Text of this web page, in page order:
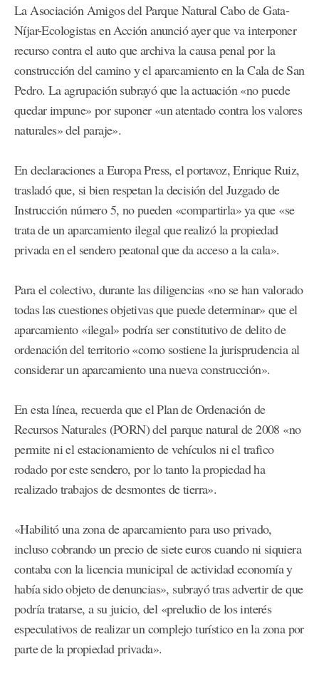
La Asociación Amigos del Parque Natural Cabo de Gata-
Níjar-Ecologistas en Acción anunció ayer que va interponer
recurso contra el auto que archiva la causa penal por la
construcción del camino y el aparcamiento en la Cala de San
Pedro. La agrupación subrayó que la actuación «no puede
quedar impune» por suponer «un atentado contra los valores
naturales» del paraje».
En declaraciones a Europa Press, el portavoz, Enrique Ruiz,
trasladó que, si bien respetan la decisión del Juzgado de
Instrucción número 5, no pueden «compartirla» ya que «se
trata de un aparcamiento ilegal que realizó la propiedad
privada en el sendero peatonal que da acceso a la cala».
Para el colectivo, durante las diligencias «no se han valorado
todas las cuestiones objetivas que puede determinar» que el
aparcamiento «ilegal» podría ser constitutivo de delito de
ordenación del territorio «como sostiene la jurisprudencia al
considerar un aparcamiento una nueva construcción».
En esta línea, recuerda que el Plan de Ordenación de
Recursos Naturales (PORN) del parque natural de 2008 «no
permite ni el estacionamiento de vehículos ni el trafico
rodado por este sendero, por lo tanto la propiedad ha
realizado trabajos de desmontes de tierra».
«Habilitó una zona de aparcamiento para uso privado,
incluso cobrando un precio de siete euros cuando ni siquiera
contaba con la licencia municipal de actividad economía y
había sido objeto de denuncias», subrayó tras advertir de que
podría tratarse, a su juicio, del «preludio de los interés
especulativos de realizar un complejo turístico en la zona por
parte de la propiedad privada».